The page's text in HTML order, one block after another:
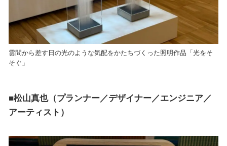
雲間から差す日の光のような気配をかたちづくった照明作品「光をそ
そぐ」
■松山真也（プランナー／デザイナー／エンジニア／
アーティスト）